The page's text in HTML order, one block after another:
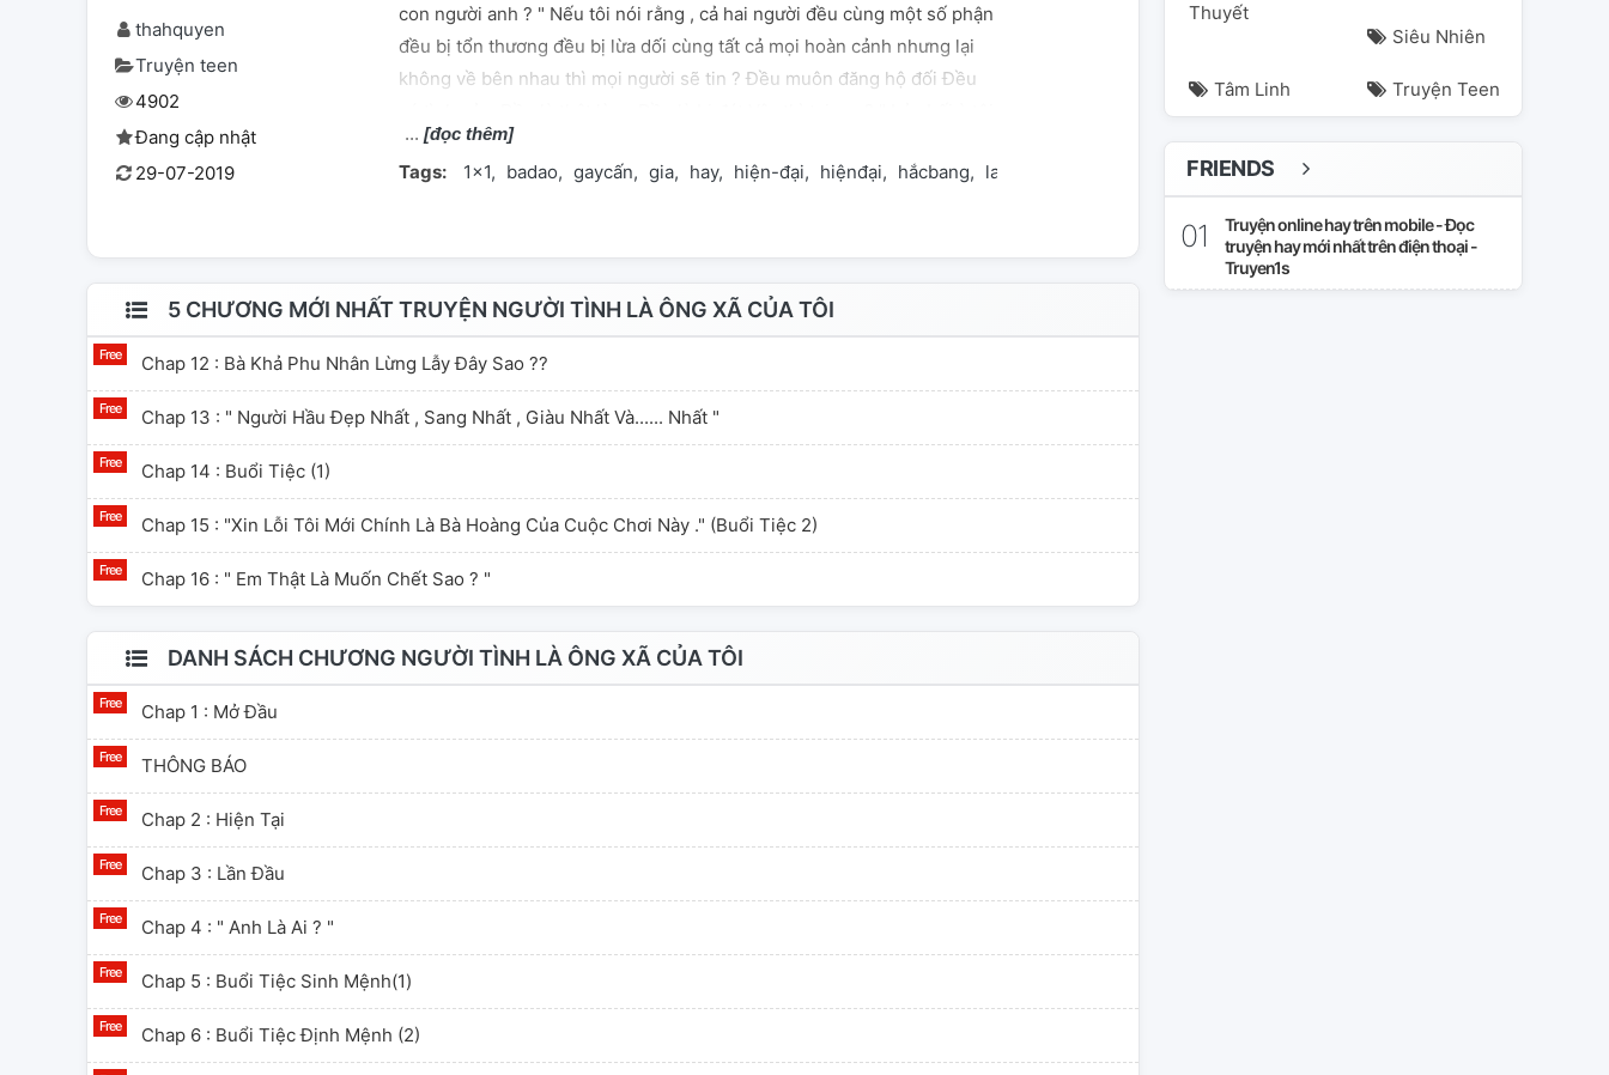
thahquyen
Truyện teen
4902
Đang cập nhật
29-07-2019
con người anh ? " Nếu tôi nói rằng , cả hai người đều cùng một số phận
đều bị tổn thương đều bị lừa dối cùng tất cả mọi hoàn cảnh nhưng lại
không về bên nhau thì mọi người sẽ tin ? Đều muôn đăng hộ đối Đều
có thể nói câu này chứ ? " ".... " " anh chính là ông xã của em chứ không
phải người tình "
[đọc thêm]
Tags: 1×1 badao gaycấn gia hay hiện-đại hiệnđại hắcbang langman lãng-mạn lãng-mạng
5 CHƯƠNG MỚI NHẤT TRUYỆN NGƯỜI TÌNH LÀ ÔNG XÃ CỦA TÔI
Chap 12 : Bà Khả Phu Nhân Lừng Lẫy Đây Sao ??
Chap 13 : " Người Hầu Đẹp Nhất , Sang Nhất , Giàu Nhất Và...... Nhất "
Chap 14 : Buổi Tiệc (1)
Chap 15 : "xin Lỗi Tôi Mới Chính Là Bà Hoàng Của Cuộc Chơi Này ." (Buổi Tiệc 2)
Chap 16 : " Em Thật Là Muốn Chết Sao ? "
DANH SÁCH CHƯƠNG NGƯỜI TÌNH LÀ ÔNG XÃ CỦA TÔI
Chap 1 : Mở Đầu
THÔNG BÁO
Chap 2 : Hiện Tại
Chap 3 : Lần Đầu
Chap 4 : " Anh Là Ai ? "
Chap 5 : Buổi Tiệc Sinh Mệnh(1)
Chap 6 : Buổi Tiệc Định Mệnh (2)
Thuyết
Siêu Nhiên
Tâm Linh Truyện Teen
FRIENDS
Truyện online hay trên mobile - Đọc
truyện hay mới nhất trên điện thoại -
Truyen1s